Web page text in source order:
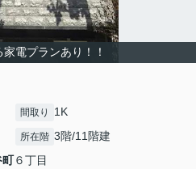
家電プランあり！！
間取り 1K
所在階 3階/11階建
町６丁目